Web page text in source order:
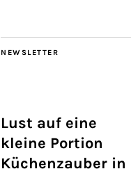
NEWSLETTER
Lust auf eine
kleine Portion
Küchenzauber in